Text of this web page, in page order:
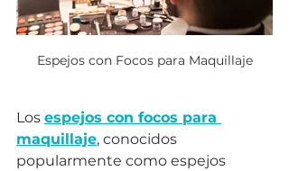
Espejos con Focos para Maquillaje
Los espejos con focos para
maquillaje, conocidos
popularmente como espejos